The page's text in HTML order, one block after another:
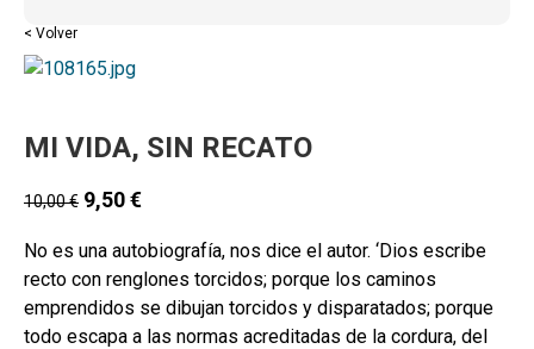
< Volver
MI VIDA, SIN RECATO
10,00€ 9,50€
No es una autobiografía, nos dice el autor. ‘Dios escribe
recto con renglones torcidos; porque los caminos
emprendidos se dibujan torcidos y disparatados; porque
todo escapa a las normas acreditadas de la cordura, del